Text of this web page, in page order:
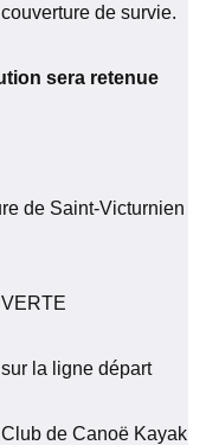
de survie.
sera retenue
de Saint-Victurnien
la ligne départ
de Canoë Kayak